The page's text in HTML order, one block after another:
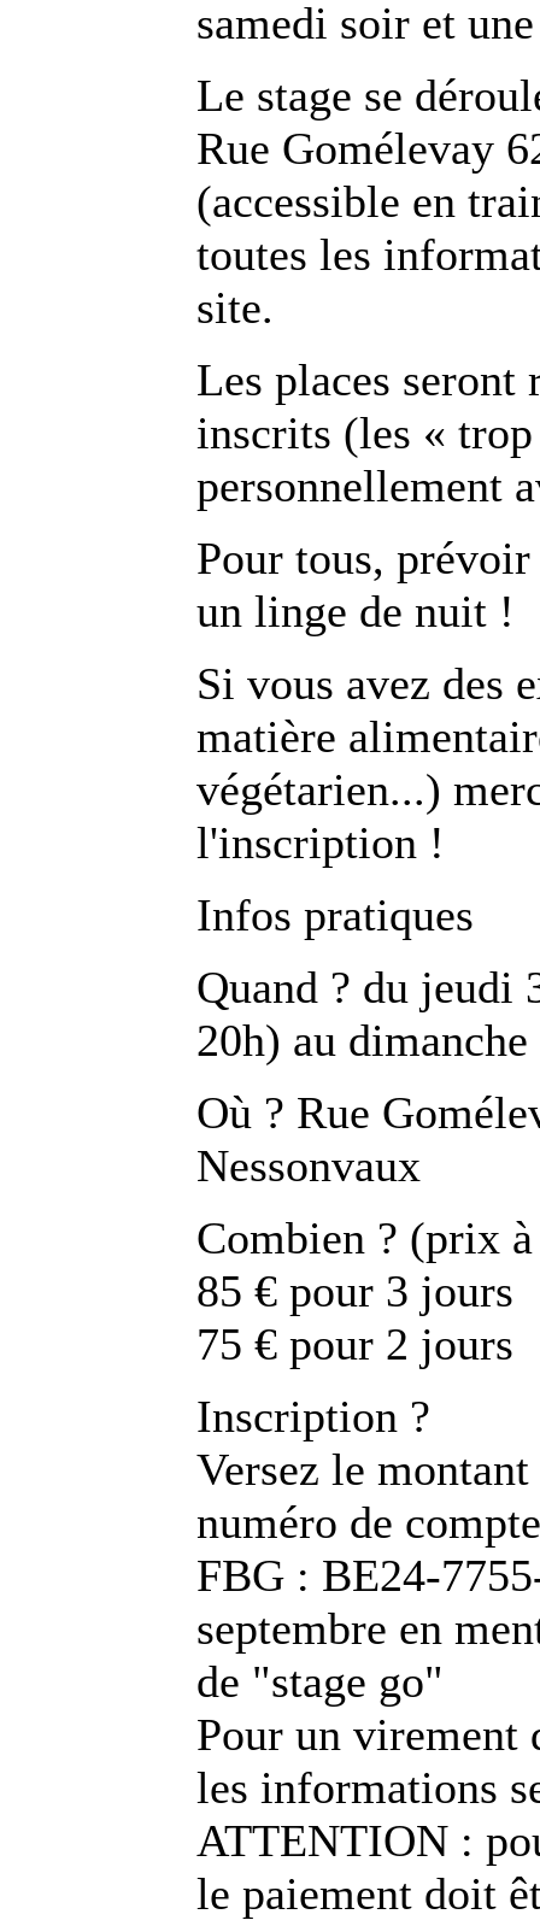
samedi soir et
Le stage se
Rue Gomélevay
(accessible en
toutes les
site.
Les places seront
inscrits (les «
personnellement
Pour tous, prévoir
un linge de nuit !
Si vous avez des
matière
végétarien...)
l'inscription !
Infos pratiques
Quand ? du jeudi
20h) au
Où ? Rue
Nessonvaux
Combien ? (prix
85 € pour 3 jours
75 € pour 2 jours
Inscription ?
Versez le
numéro de
FBG : BE24-
septembre en
de "stage go"
Pour un virement
les informations
ATTENTION :
le paiement doit